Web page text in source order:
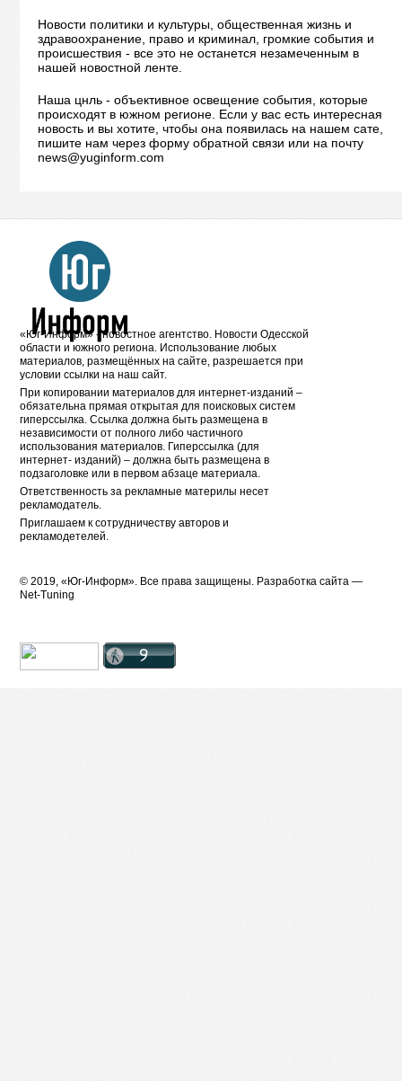
Новости политики и культуры, общественная жизнь и
здравоохранение, право и криминал, громкие события и
происшествия - все это не останется незамеченным в
нашей новостной ленте.
Наша цнль - объективное освещение события, которые
происходят в южном регионе. Если у вас есть интересная
новость и вы хотите, чтобы она появилась на нашем сате,
пишите нам через форму обратной связи или на почту
news@yuginform.com
«Юг-Информ» - новостное агентство. Новости Одесской
области и южного региона. Использование любых
материалов, размещённых на сайте, разрешается при
условии ссылки на наш сайт.
При копировании материалов для интернет-изданий –
обязательна прямая открытая для поисковых систем
гиперссылка. Ссылка должна быть размещена в
независимости от полного либо частичного
использования материалов. Гиперссылка (для
интернет- изданий) – должна быть размещена в
подзаголовке или в первом абзаце материала.
Ответственность за рекламные материлы несет
рекламодатель.
Приглашаем к сотрудничеству авторов и
рекламодетелей.
© 2019, «Юг-Информ». Все права защищены. Разработка cайта —
Net-Tuning